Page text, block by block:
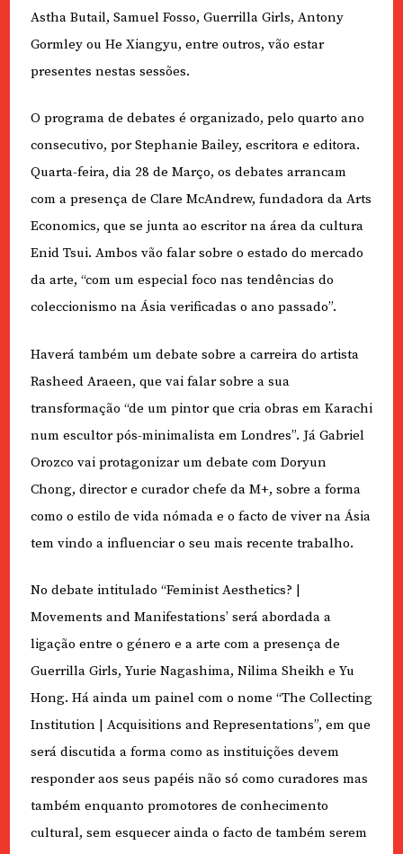
Astha Butail, Samuel Fosso, Guerrilla Girls, Antony
Gormley ou He Xiangyu, entre outros, vão estar
presentes nestas sessões.
O programa de debates é organizado, pelo quarto ano
consecutivo, por Stephanie Bailey, escritora e editora.
Quarta-feira, dia 28 de Março, os debates arrancam
com a presença de Clare McAndrew, fundadora da Arts
Economics, que se junta ao escritor na área da cultura
Enid Tsui. Ambos vão falar sobre o estado do mercado
da arte, “com um especial foco nas tendências do
coleccionismo na Ásia verificadas o ano passado”.
Haverá também um debate sobre a carreira do artista
Rasheed Araeen, que vai falar sobre a sua
transformação “de um pintor que cria obras em Karachi
num escultor pós-minimalista em Londres”. Já Gabriel
Orozco vai protagonizar um debate com Doryun
Chong, director e curador chefe da M+, sobre a forma
como o estilo de vida nómada e o facto de viver na Ásia
tem vindo a influenciar o seu mais recente trabalho.
No debate intitulado “Feminist Aesthetics? |
Movements and Manifestations’ será abordada a
ligação entre o género e a arte com a presença de
Guerrilla Girls, Yurie Nagashima, Nilima Sheikh e Yu
Hong. Há ainda um painel com o nome “The Collecting
Institution | Acquisitions and Representations”, em que
será discutida a forma como as instituições devem
responder aos seus papéis não só como curadores mas
também enquanto promotores de conhecimento
cultural, sem esquecer ainda o facto de também serem